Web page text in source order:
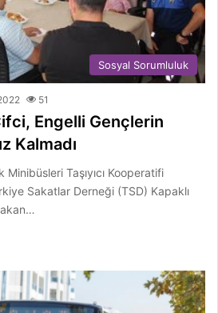
Sosyal Sorumluluk
51
Engelli Gençlerin
Kalmadı
Minibüsleri Taşıyıcı Kooperatifi
Sakatlar Derneği (TSD) Kapaklı